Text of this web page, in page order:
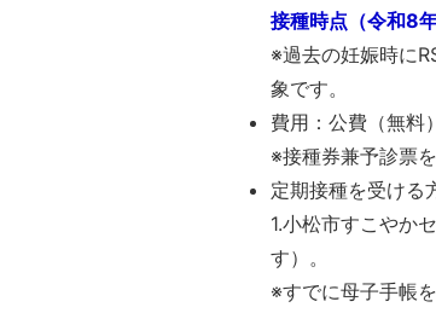
接種時点（令和8
※過去の妊娠時に
象です。
費用：公費（無料）
※接種券兼予診票
定期接種を受ける
1.小松市すこやか
す）。
※すでに母子手帳